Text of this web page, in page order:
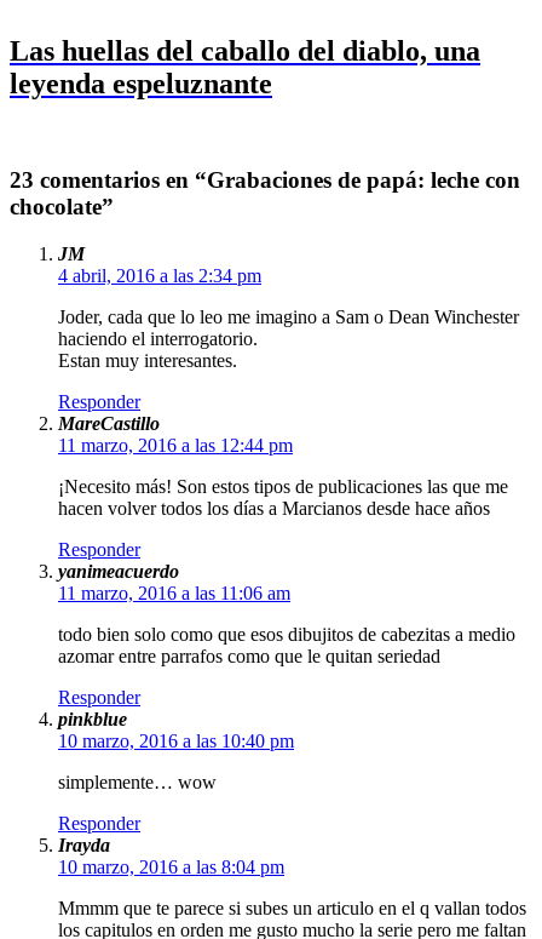
Las huellas del caballo del diablo, una
leyenda espeluznante
23 comentarios en “Grabaciones de papá: leche con
chocolate”
JM
4 abril, 2016 a las 2:34 pm
Joder, cada que lo leo me imagino a Sam o Dean Winchester
haciendo el interrogatorio.
Estan muy interesantes.
Responder
MareCastillo
11 marzo, 2016 a las 12:44 pm
¡Necesito más! Son estos tipos de publicaciones las que me
hacen volver todos los días a Marcianos desde hace años
Responder
yanimeacuerdo
11 marzo, 2016 a las 11:06 am
todo bien solo como que esos dibujitos de cabezitas a medio
azomar entre parrafos como que le quitan seriedad
Responder
pinkblue
10 marzo, 2016 a las 10:40 pm
simplemente… wow
Responder
Irayda
10 marzo, 2016 a las 8:04 pm
Mmmm que te parece si subes un articulo en el q vallan todos
los capitulos en orden me gusto mucho la serie pero me faltan